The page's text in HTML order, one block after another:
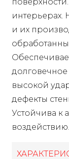
интерьерах.
и их
высокой
дефекты
Устойчива к
воздействию.